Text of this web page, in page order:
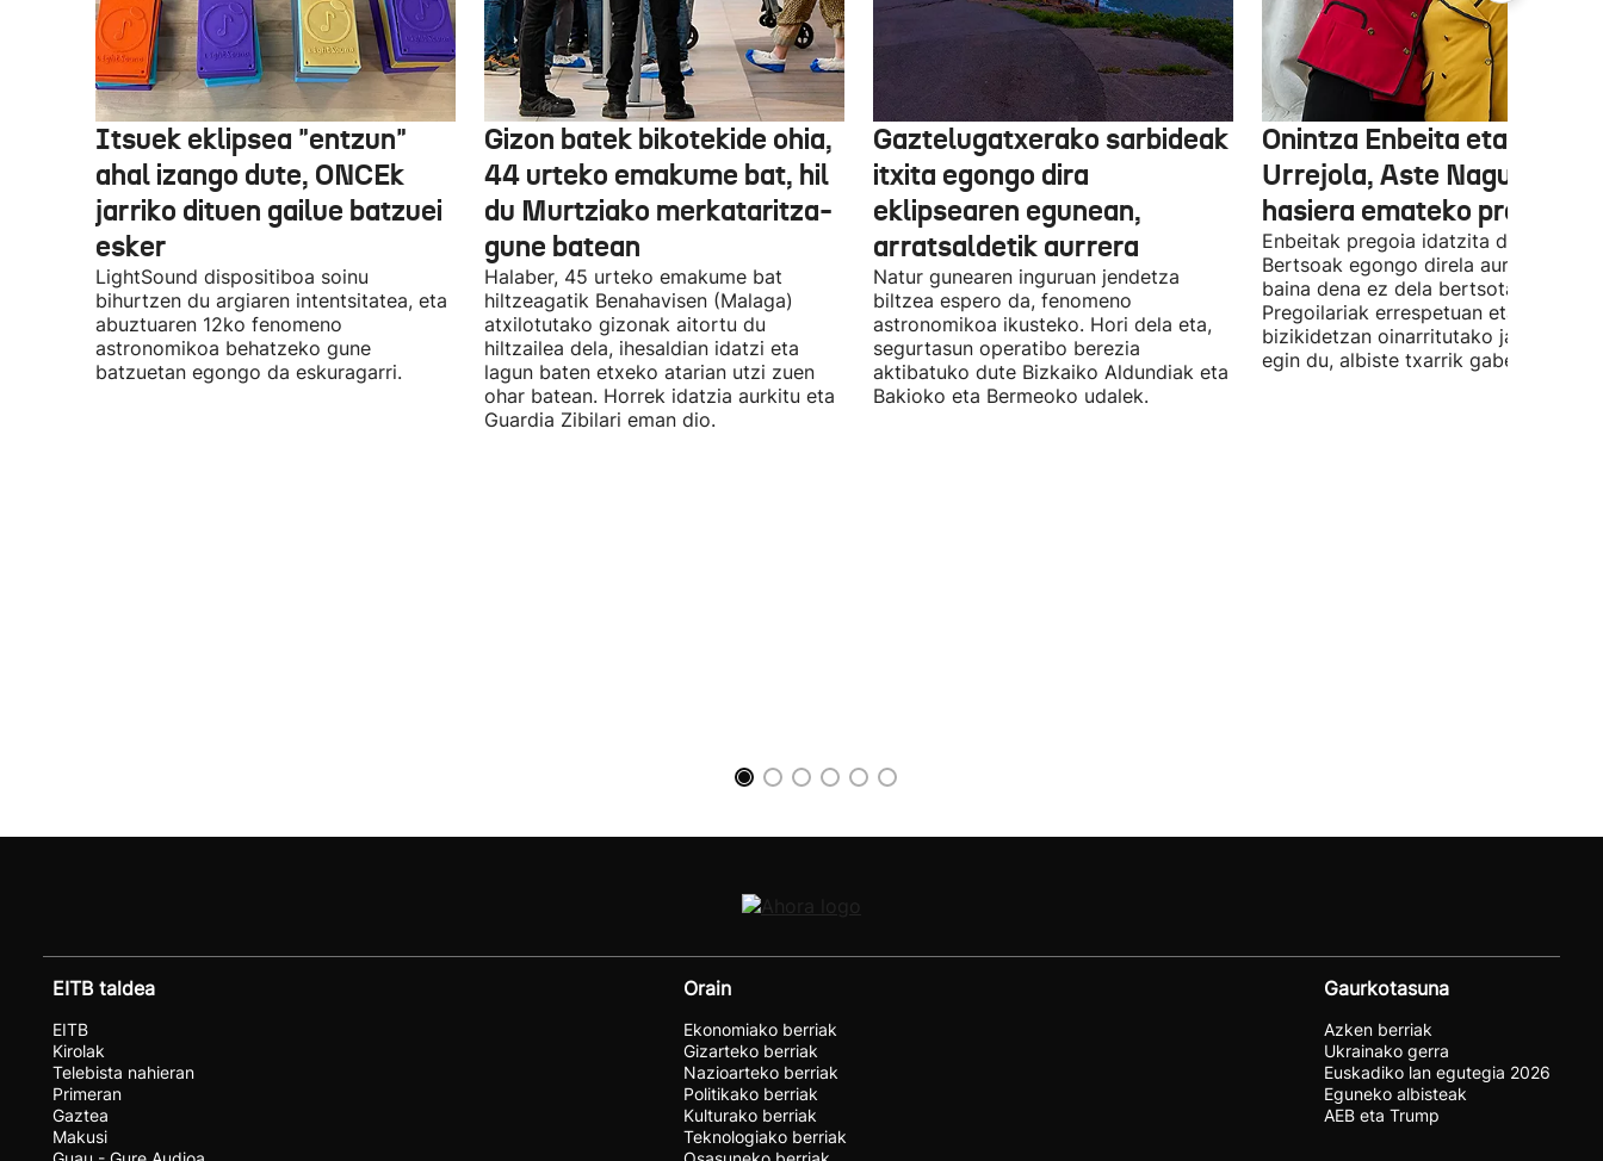
Itsuek eklipsea "entzun"
ahal izango dute, ONCEk
jarriko dituen gailue batzuei
esker
LightSound dispositiboa soinu
bihurtzen du argiaren intentsitatea, eta
abuztuaren 12ko fenomeno
astronomikoa behatzeko gune
batzuetan egongo da eskuragarri.
Gizon batek bikotekide ohia,
44 urteko emakume bat, hil
du Murtziako merkataritza-
gune batean
Halaber, 45 urteko emakume bat
hiltzeagatik Benahavisen (Malaga)
atxilotutako gizonak aitortu du
hiltzailea dela, ihesaldian idatzi eta
lagun baten etxeko atarian utzi zuen
ohar batean. Horrek idatzia aurkitu eta
Guardia Zibilari eman dio.
Gaztelugatxerako sarbideak
itxita egongo dira
eklipsearen egunean,
arratsaldetik aurrera
Natur gunearen inguruan jendetza
biltzea espero da, fenomeno
astronomikoa ikusteko. Hori dela eta,
segurtasun operatibo berezia
aktibatuko dute Bizkaiko Aldundiak eta
Bakioko eta Bermeoko udalek.
Onintza Enbeita eta Ainhoa
Urrejola, Aste Nagusiari
hasiera emateko prest
Enbeitak pregoia idatzita dauka.
Bertsoak egongo direla aurreratu du,
baina dena ez dela bertsotan izango.
Pregoilariak errespetuan eta
bizikidetzan oinarritutako jaien alde
egin du, albiste txarrik gabe.
EITB taldea
EITB
Kirolak
Telebista nahieran
Primeran
Gaztea
Makusi
Orain
Ekonomiako berriak
Gizarteko berriak
Nazioarteko berriak
Politikako berriak
Kulturako berriak
Teknologiako berriak
Gaurkotasuna
Azken berriak
Ukrainako gerra
Euskadiko lan egutegia 2026
Eguneko albisteak
AEB eta Trump